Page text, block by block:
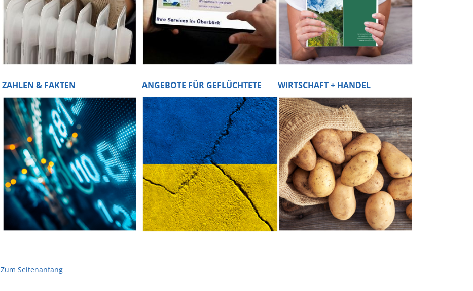
ZAHLEN & FAKTEN ANGEBOTE FÜR GEFLÜCHTETE WIRTSCHAFT + HANDEL
Zum Seitenanfang